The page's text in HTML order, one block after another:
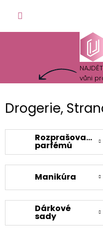
vůni
Drogerie,
Rozprašovače
parfémů
Manikúra
Dárkové
sady